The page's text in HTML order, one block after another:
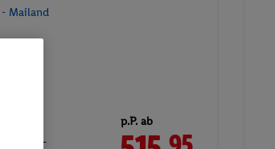
Mailand
p.P. ab